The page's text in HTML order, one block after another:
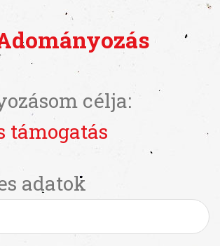
célja:
támogatás
adatok